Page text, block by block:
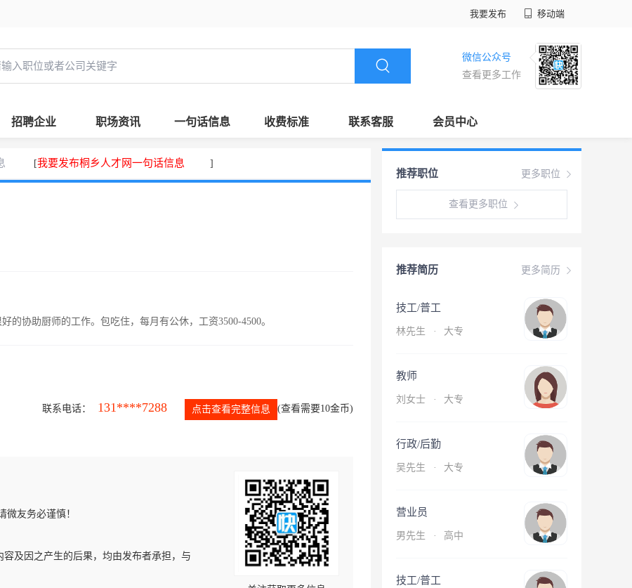
我要发布 移动端
微信公众号
查看更多工作
招聘企业 职场资讯 一句话信息 收费标准 联系客服 会员中心
[我要发布桐乡人才网一句话信息 ]
协助厨师的工作。包吃住，每月有公休，工资3500-4500。
联系电话： 131****7288 点击查看完整信息 (查看需要10金币)
微友务必谨慎！
及因之产生的后果，均由发布者承担，与
更多职位
推荐职位
查看更多职位
更多简历
推荐简历
技工/普工
林先生 · 大专
教师
刘女士 · 大专
行政/后勤
吴先生 · 大专
营业员
男先生 · 高中
技工/普工